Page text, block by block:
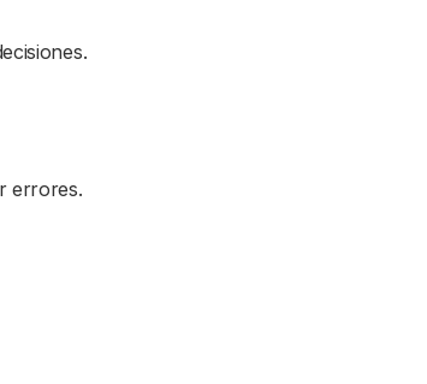
errores.